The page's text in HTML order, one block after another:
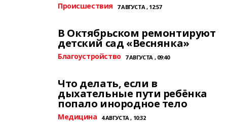
Происшествия 7 АВГУСТА , 12:57
В Октябрьском ремонтируют
детский сад «Веснянка»
Благоустройство 7 АВГУСТА , 09:40
Что делать, если в
дыхательные пути ребёнка
попало инородное тело
Медицина 4 АВГУСТА , 10:32